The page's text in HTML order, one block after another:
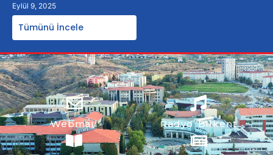
Eylül 9, 2025
Tümünü İncele
Webmail Radyo Bilkent